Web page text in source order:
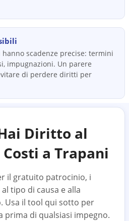
scadenze precise: termini
impugnazioni. Un parere
di perdere diritti per
Diritto al
a Trapani
il gratuito patrocinio, i
tipo di causa e alla
Usa il tool qui sotto per
prima di qualsiasi impegno.